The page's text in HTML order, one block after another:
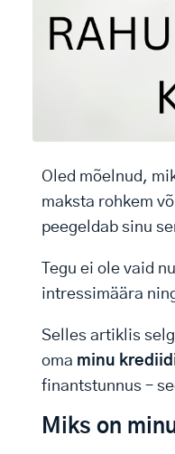
Oled mõelnud,
maksta rohkem
peegeldab sinu
Tegu ei ole vaid
intressimäära
Selles artiklis
oma minu
finantstunnus –
Miks on